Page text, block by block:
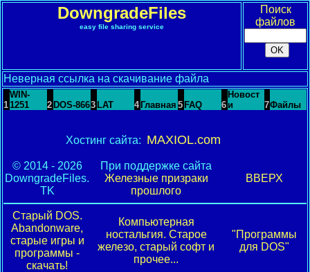
DowngradeFiles
easy file sharing service
Поиск
файлов
Неверная ссылка на скачивание файла
1
WIN-
1251
2 DOS-8663 LAT 4 Главная 5 FAQ 6
Новост
и
7Файлы
Хостинг сайта: MAXIOL.com
© 2014 - 2026
DowngradeFiles.
TK
При поддержке сайта
Железные призраки
прошлого
ВВЕРХ
Старый DOS.
Abandonware,
старые игры и
программы -
скачать!
Компьютерная
ностальгия. Старое
железо, старый софт и
прочее...
"Программы
для DOS"